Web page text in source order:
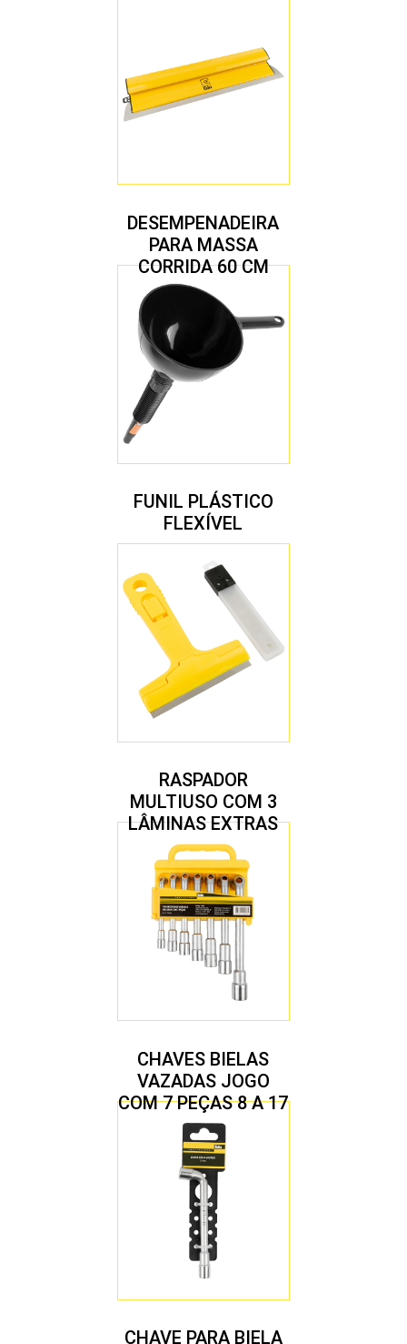
DESEMPENADEIRA
PARA MASSA
CORRIDA 60 CM
FUNIL PLÁSTICO
FLEXÍVEL
RASPADOR
MULTIUSO COM 3
LÂMINAS EXTRAS
CHAVES BIELAS
VAZADAS JOGO
COM 7 PEÇAS 8 A 17
MM
CHAVE PARA BIELA